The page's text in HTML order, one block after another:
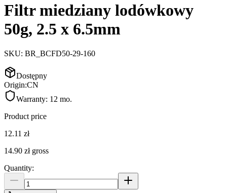
Filtr miedziany lodówkowy
50g, 2.5 x 6.5mm
SKU: BR_BCFD50-29-160
Dostępny
Origin:CN
Warranty: 12 mo.
Product price
12.11 zł
14.90 zł gross
Quantity: